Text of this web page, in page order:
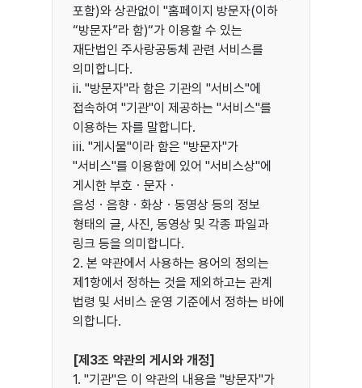
포함)와 상관없이 "홈페이지 방문자(이하
“방문자”라 함)“가 이용할 수 있는
재단법인 주사랑공동체 관련 서비스를
의미합니다.
ⅱ. "방문자"라 함은 기관의 "서비스"에
접속하여 "기관"이 제공하는 "서비스"를
이용하는 자를 말합니다.
ⅲ. "게시물"이라 함은 "방문자"가
"서비스"를 이용함에 있어 "서비스상"에
게시한 부호ㆍ문자ㆍ
음성ㆍ음향ㆍ화상ㆍ동영상 등의 정보
형태의 글, 사진, 동영상 및 각종 파일과
링크 등을 의미합니다.
2. 본 약관에서 사용하는 용어의 정의는
제1항에서 정하는 것을 제외하고는 관계
법령 및 서비스 운영 기준에서 정하는 바에
의합니다.
[제3조 약관의 게시와 개정]
1. "기관"은 이 약관의 내용을 "방문자"가